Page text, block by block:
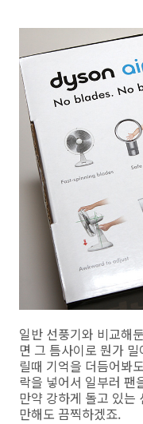
일반 선풍기와 비교해
면 그 틈사이로 뭔가
릴때 기억을 더듬어봐
락을 넣어서 일부러 팬
만약 강하게 돌고 있는
만해도 끔찍하겠죠.